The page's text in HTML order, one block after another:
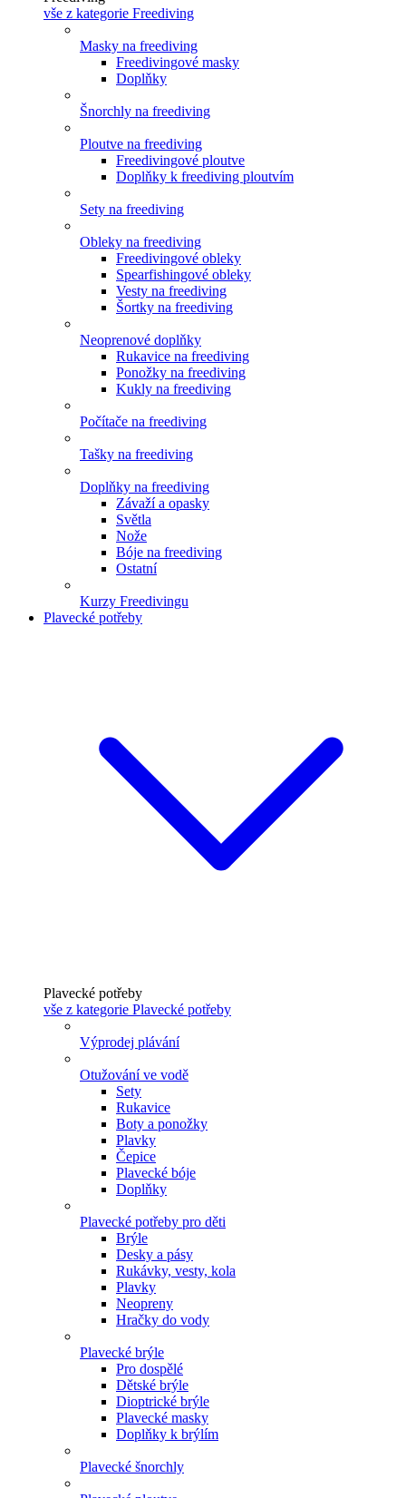
vše z kategorie Freediving
Masky na freediving
Freedivingové masky
Doplňky
Šnorchly na freediving
Ploutve na freediving
Freedivingové ploutve
Doplňky k freediving ploutvím
Sety na freediving
Obleky na freediving
Freedivingové obleky
Spearfishingové obleky
Vesty na freediving
Šortky na freediving
Neoprenové doplňky
Rukavice na freediving
Ponožky na freediving
Kukly na freediving
Počítače na freediving
Tašky na freediving
Doplňky na freediving
Závaží a opasky
Světla
Nože
Bóje na freediving
Ostatní
Kurzy Freedivingu
Plavecké potřeby
Plavecké potřeby
vše z kategorie Plavecké potřeby
Výprodej plávání
Otužování ve vodě
Sety
Rukavice
Boty a ponožky
Plavky
Čepice
Plavecké bóje
Doplňky
Plavecké potřeby pro děti
Brýle
Desky a pásy
Rukávky, vesty, kola
Plavky
Neopreny
Hračky do vody
Plavecké brýle
Pro dospělé
Dětské brýle
Dioptrické brýle
Plavecké masky
Doplňky k brýlím
Plavecké šnorchly